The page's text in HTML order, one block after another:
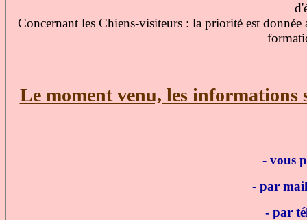
Concernant les Chiens-visiteurs : la priorité est
Le moment venu, les informations
- vous
- par
- par